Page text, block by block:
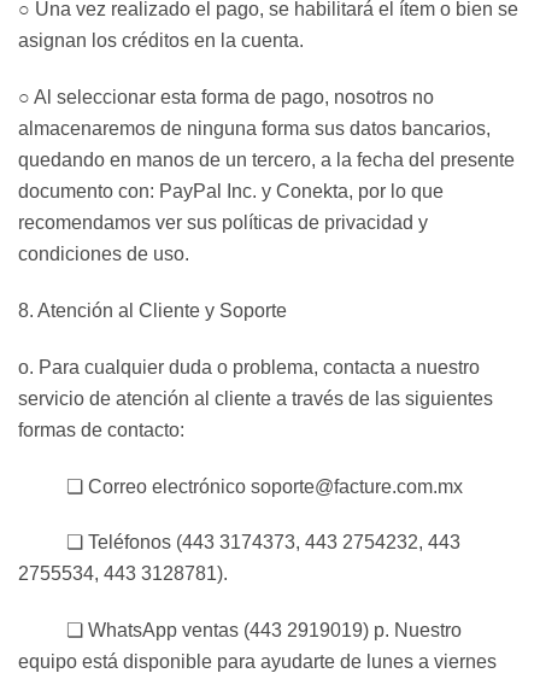
○ Una vez realizado el pago, se habilitará el ítem o bien se
asignan los créditos en la cuenta.
○ Al seleccionar esta forma de pago, nosotros no
almacenaremos de ninguna forma sus datos bancarios,
quedando en manos de un tercero, a la fecha del presente
documento con: PayPal Inc. y Conekta, por lo que
recomendamos ver sus políticas de privacidad y
condiciones de uso.
8. Atención al Cliente y Soporte
o. Para cualquier duda o problema, contacta a nuestro
servicio de atención al cliente a través de las siguientes
formas de contacto:
❏ Correo electrónico soporte@facture.com.mx
❏ Teléfonos (443 3174373, 443 2754232, 443
2755534, 443 3128781).
❏ WhatsApp ventas (443 2919019) p. Nuestro
equipo está disponible para ayudarte de lunes a viernes